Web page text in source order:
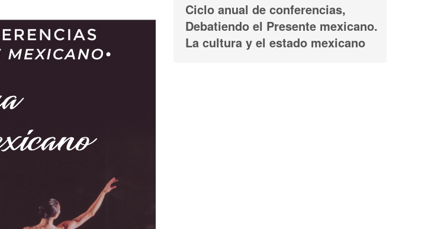
Ciclo anual de conferencias,
Debatiendo el Presente mexicano.
La cultura y el estado mexicano